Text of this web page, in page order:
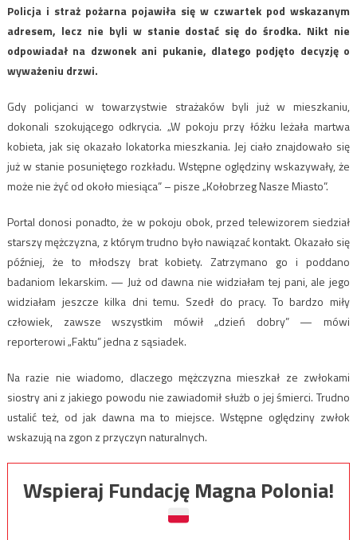
Policja i straż pożarna pojawiła się w czwartek pod wskazanym
adresem, lecz nie byli w stanie dostać się do środka. Nikt nie
odpowiadał na dzwonek ani pukanie, dlatego podjęto decyzję o
wyważeniu drzwi.
Gdy policjanci w towarzystwie strażaków byli już w mieszkaniu,
dokonali szokującego odkrycia. „W pokoju przy łóżku leżała martwa
kobieta, jak się okazało lokatorka mieszkania. Jej ciało znajdowało się
już w stanie posuniętego rozkładu. Wstępne oględziny wskazywały, że
może nie żyć od około miesiąca” – pisze „Kołobrzeg Nasze Miasto”.
Portal donosi ponadto, że w pokoju obok, przed telewizorem siedział
starszy mężczyzna, z którym trudno było nawiązać kontakt. Okazało się
później, że to młodszy brat kobiety. Zatrzymano go i poddano
badaniom lekarskim. — Już od dawna nie widziałam tej pani, ale jego
widziałam jeszcze kilka dni temu. Szedł do pracy. To bardzo miły
człowiek, zawsze wszystkim mówił „dzień dobry” — mówi
reporterowi „Faktu” jedna z sąsiadek.
Na razie nie wiadomo, dlaczego mężczyzna mieszkał ze zwłokami
siostry ani z jakiego powodu nie zawiadomił służb o jej śmierci. Trudno
ustalić też, od jak dawna ma to miejsce. Wstępne oględziny zwłok
wskazują na zgon z przyczyn naturalnych.
Wspieraj Fundację Magna Polonia!